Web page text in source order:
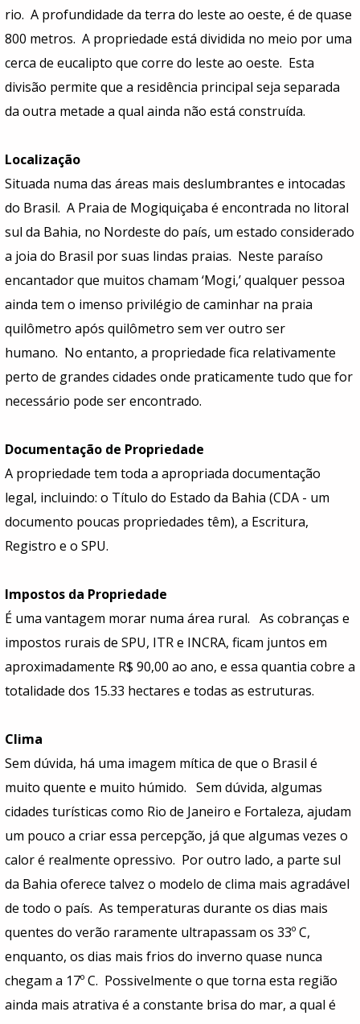
rio. A profundidade da terra do leste ao oeste, é de quase
800 metros. A propriedade está dividida no meio por uma
cerca de eucalipto que corre do leste ao oeste. Esta
divisão permite que a residência principal seja separada
da outra metade a qual ainda não está construída.
Localização
Situada numa das áreas mais deslumbrantes e intocadas
do Brasil. A Praia de Mogiquiçaba é encontrada no litoral
sul da Bahia, no Nordeste do país, um estado considerado
a joia do Brasil por suas lindas praias. Neste paraíso
encantador que muitos chamam ‘Mogi,’ qualquer pessoa
ainda tem o imenso privilégio de caminhar na praia
quilômetro após quilômetro sem ver outro ser
humano. No entanto, a propriedade fica relativamente
perto de grandes cidades onde praticamente tudo que for
necessário pode ser encontrado.
Documentação de Propriedade
A propriedade tem toda a apropriada documentação
legal, incluindo: o Título do Estado da Bahia (CDA - um
documento poucas propriedades têm), a Escritura,
Registro e o SPU.
Impostos da Propriedade
É uma vantagem morar numa área rural. As cobranças e
impostos rurais de SPU, ITR e INCRA, ficam juntos em
aproximadamente R$ 90,00 ao ano, e essa quantia cobre a
totalidade dos 15.33 hectares e todas as estruturas.
Clima
Sem dúvida, há uma imagem mítica de que o Brasil é
muito quente e muito húmido. Sem dúvida, algumas
cidades turísticas como Rio de Janeiro e Fortaleza, ajudam
um pouco a criar essa percepção, já que algumas vezes o
calor é realmente opressivo. Por outro lado, a parte sul
da Bahia oferece talvez o modelo de clima mais agradável
de todo o país. As temperaturas durante os dias mais
quentes do verão raramente ultrapassam os 33º C,
enquanto, os dias mais frios do inverno quase nunca
chegam a 17º C. Possivelmente o que torna esta região
ainda mais atrativa é a constante brisa do mar, a qual é